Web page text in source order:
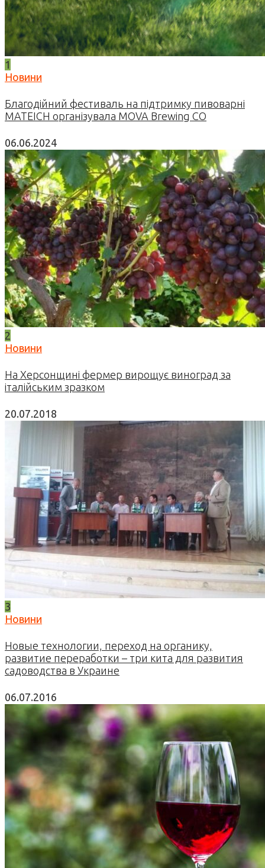
1
Новини
Благодійний фестиваль на підтримку пивоварні
MATEICH організувала MOVA Brewing CO
06.06.2024
2
Новини
На Херсонщині фермер вирощує виноград за
італійським зразком
20.07.2018
3
Новини
Новые технологии, переход на органику,
развитие переработки – три кита для развития
садоводства в Украине
06.07.2016